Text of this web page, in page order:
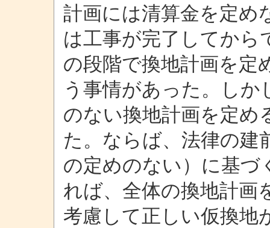
計画には清算金を定め
は工事が完了してから
の段階で換地計画を定
う事情があった。しか
のない換地計画を定め
た。ならば、法律の建
の定めのない）に基づ
れば、全体の換地計画
考慮して正しい仮換地